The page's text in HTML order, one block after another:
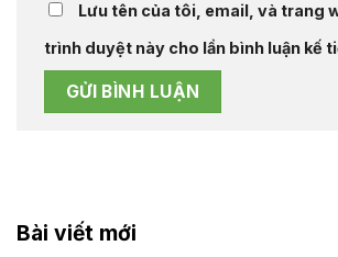
Lưu tên của tôi, email, và trang
trình duyệt này cho lần bình luận kế
Bài viết mới